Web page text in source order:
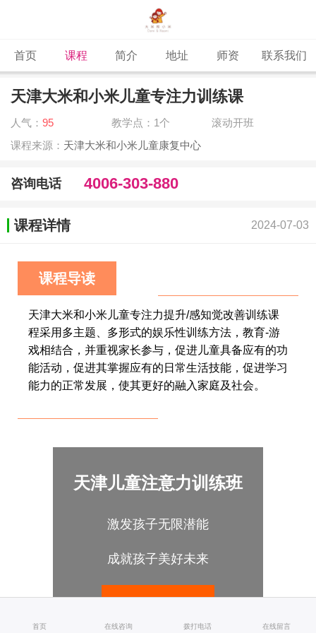
首页 课程 简介 地址 师资 联系我们
天津大米和小米儿童专注力训练课
人气： 95 教学点：1个
滚动开班
课程来源： 天津大米和小米儿童康复中心
咨询电话 4006-303-880
课程详情 2024-07-03
课程导读
天津大米和小米儿童专注力提升/感知觉改善训练课
程采用多主题、多形式的娱乐性训练方法，教育-游
戏相结合，并重视家长参与，促进儿童具备应有的功
能活动，促进其掌握应有的日常生活技能，促进学习
能力的正常发展，使其更好的融入家庭及社会。
天津儿童注意力训练班
激发孩子无限潜能
成就孩子美好未来
首页 在线咨询 拨打电话 在线留言